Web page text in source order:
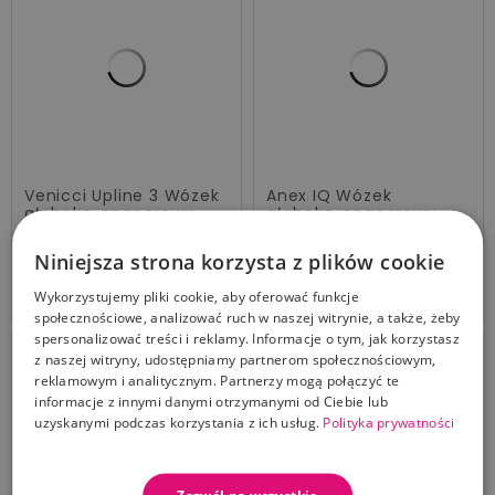
Venicci Upline 3 Wózek
głęboko-spacerowy
Cena
4 200,00 zł
Dodaj Do Koszyka
Anex IQ Wózek
głęboko-spacerowy
Cena
4 499,00 zł
Dodaj Do Koszyka
Darmowa dostawa Darmowa dostawa
Niniejsza strona korzysta z plików cookie
Wykorzystujemy pliki cookie, aby oferować funkcje
społecznościowe, analizować ruch w naszej witrynie, a także, żeby
spersonalizować treści i reklamy. Informacje o tym, jak korzystasz
z naszej witryny, udostępniamy partnerom społecznościowym,
reklamowym i analitycznym. Partnerzy mogą połączyć te
informacje z innymi danymi otrzymanymi od Ciebie lub
uzyskanymi podczas korzystania z ich usług. Polityka prywatności